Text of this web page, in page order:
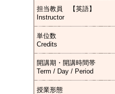
担当教員 【英語】
Instructor
単位数
Credits
開講期・開講時間帯
Term / Day / Period
授業形態